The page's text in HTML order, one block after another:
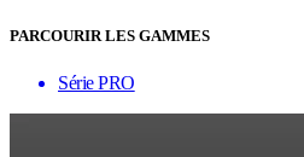
PARCOURIR LES GAMMES
Série PRO